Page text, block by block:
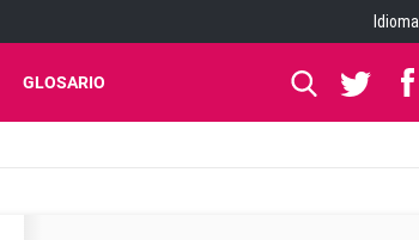
Idioma
GLOSARIO